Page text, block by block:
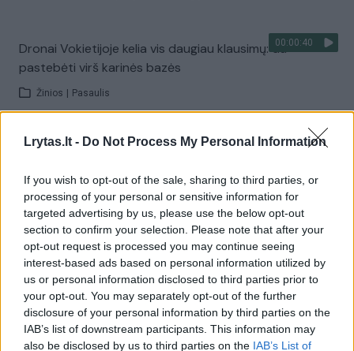
Lrytas.lt - Do Not Process My Personal Information
If you wish to opt-out of the sale, sharing to third parties, or
processing of your personal or sensitive information for
targeted advertising by us, please use the below opt-out
section to confirm your selection. Please note that after your
opt-out request is processed you may continue seeing
interest-based ads based on personal information utilized by
us or personal information disclosed to third parties prior to
your opt-out. You may separately opt-out of the further
disclosure of your personal information by third parties on the
IAB’s list of downstream participants. This information may
also be disclosed by us to third parties on the IAB’s List of
00:00:40
Dronai Vokietijoje kelia vis daugiau klausimų: du
pastebėti virš karinės bazės
Žinios Pasaulis
Visi įrašai
Žiūrimiausi įrašai
Vaizdai iš tragiškos avarijos Vilniaus r.: dviejų moterų ir
vaiko gyvybių išgelbėti nepavyko
Lietuvos diena